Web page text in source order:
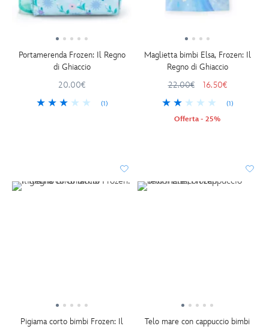
Portamerenda Frozen: Il Regno
di Ghiaccio
20.00€
(1)
Maglietta bimbi Elsa, Frozen: Il
Regno di Ghiaccio
22.00€
16.50€
(1)
Offerta - 25%
Pigiama corto bimbi Frozen: Il
Telo mare con cappuccio bimbi